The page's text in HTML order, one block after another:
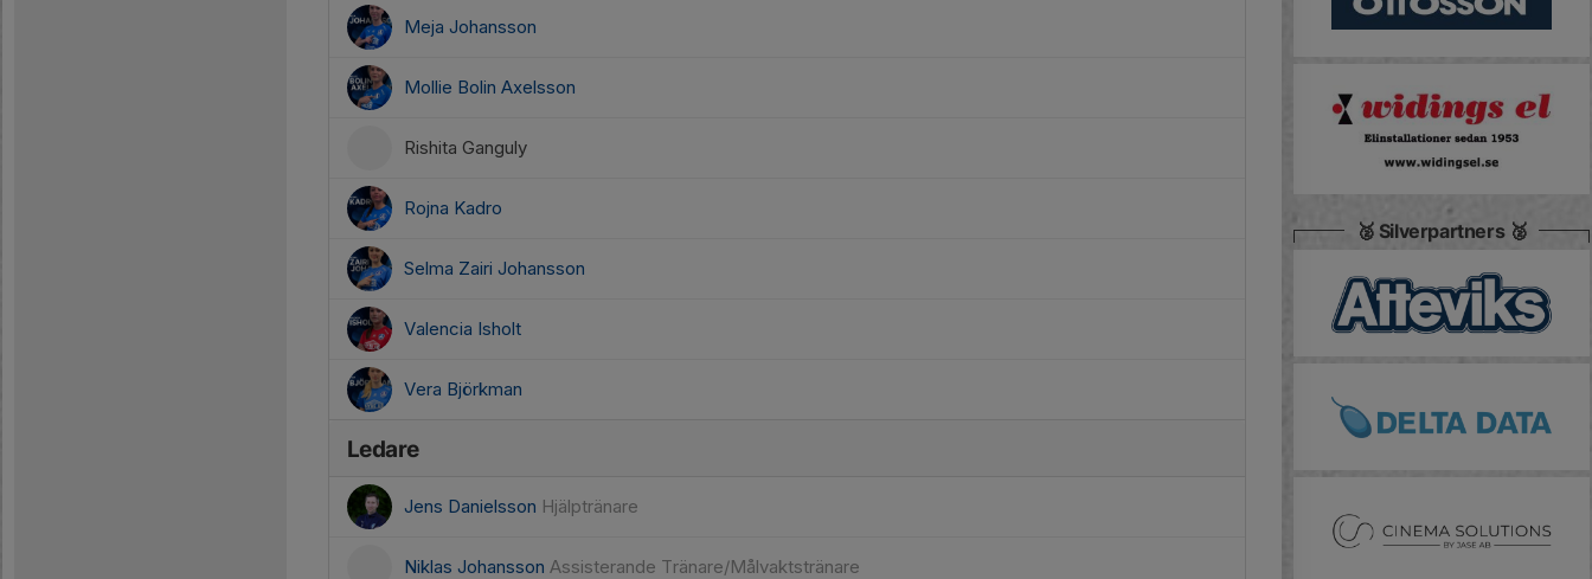
Meja Johansson
Mollie Bolin Axelsson
Rishita Ganguly
Rojna Kadro
Selma Zairi Johansson
Valencia Isholt
Vera Björkman
Ledare
Jens Danielsson Hjälptränare
Niklas Johansson Assisterande Tränare/Målvaktstränare
🥈 Silverpartners 🥈